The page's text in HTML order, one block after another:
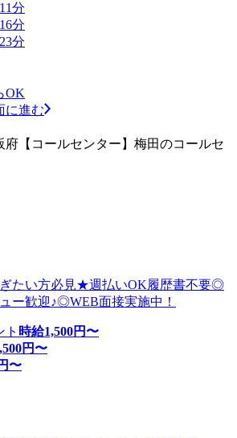
分
分
分
OK
に進む
府【コールセンター】梅田のコールセ
ぎたい方必見★週払いOK履歴書不要◎
ー歓迎♪◎WEB面接実施中！
ト 時給1,500円〜
円〜
〜